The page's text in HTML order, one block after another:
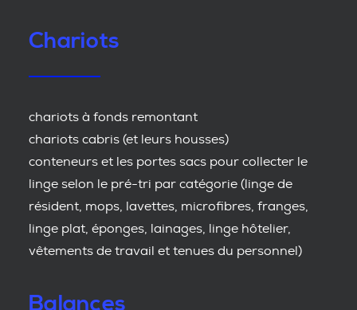
Chariots
chariots à fonds remontant
chariots cabris (et leurs housses)
conteneurs et les portes sacs pour collecter le
linge selon le pré-tri par catégorie (linge de
résident, mops, lavettes, microfibres, franges,
linge plat, éponges, lainages, linge hôtelier,
vêtements de travail et tenues du personnel)
Balances